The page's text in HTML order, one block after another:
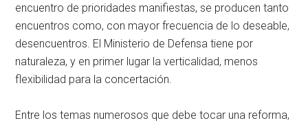
encuentro de prioridades manifiestas, se producen tanto
encuentros como, con mayor frecuencia de lo deseable,
desencuentros. El Ministerio de Defensa tiene por
naturaleza, y en primer lugar la verticalidad, menos
flexibilidad para la concertación.
Entre los temas numerosos que debe tocar una reforma,